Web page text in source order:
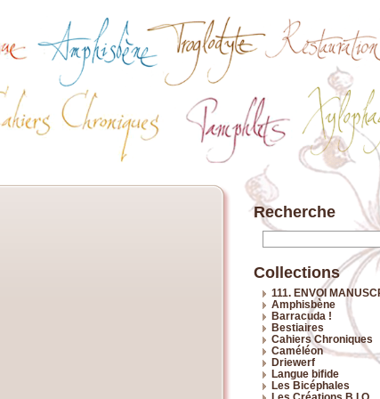
Recherche
Collections
111. ENVOI
Amphisbène
Barracuda !
Bestiaires
Cahiers Chroniques
Caméléon
Driewerf
Langue bifide
Les Bicéphales